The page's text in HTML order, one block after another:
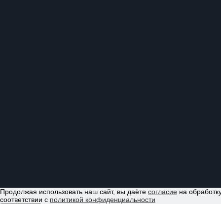
Продолжая использовать наш сайт, вы даёте согласие на
соответствии с политикой конфиденциальности